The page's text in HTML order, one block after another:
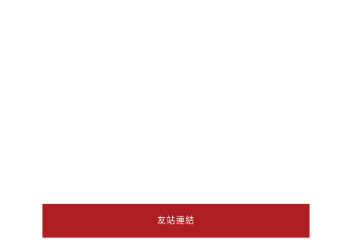
友站連結